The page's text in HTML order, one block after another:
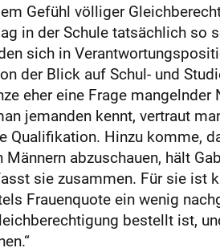
Gefühl völliger
in der Schule tatsächlich
sich in
der Blick auf Schul- und
eher eine Frage
jemanden kennt, vertraut
Qualifikation. Hinzu komme,
abzuschauen, hält
sie zusammen. Für sie
Frauenquote ein wenig
bestellt ist,